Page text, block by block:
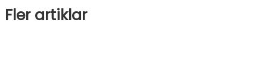
Fler artiklar